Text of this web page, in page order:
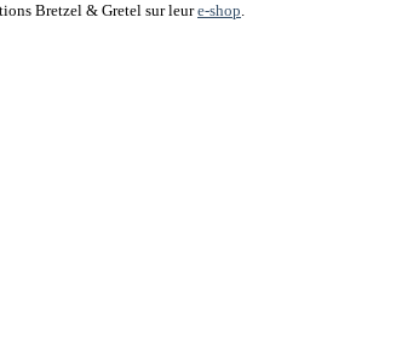
Bretzel & Gretel sur leure-shop.